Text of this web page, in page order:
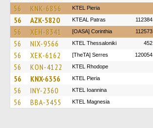
56 KNK-6856 KTEL Pieria
56 AZK-5820 KTEAL Patras 112384
56 XEH-8341 [OASA] Corinthia 112573
56 NIX-9566 KTEL Thessaloniki 452
56 XEK-6162 [TheTA] Serres 120054
56 KON-4122 KTEL Rhodope
56 KNX-6356 KTEL Pieria
56 INY-2360 KTEL Ioannina
56 BBA-3455 ΚΤΕL Magnesia